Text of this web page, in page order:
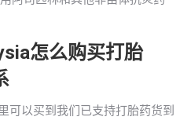
怎么购买打胎
可以买到我们已支持打胎药货到